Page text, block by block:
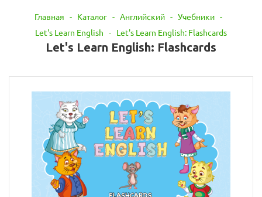
Главная - Каталог - Английский - Учебники -
Let's Learn English - Let's Learn English: Flashcards
Let's Learn English: Flashcards